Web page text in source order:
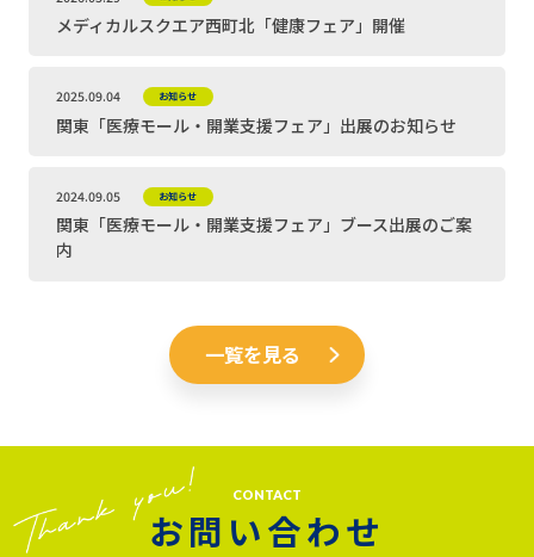
メディカルスクエア西町北「健康フェア」開催
2025.09.04 お知らせ
関東「医療モール・開業支援フェア」出展のお知らせ
2024.09.05 お知らせ
関東「医療モール・開業支援フェア」ブース出展のご案
内
一覧を見る
CONTACT
お問い合わせ